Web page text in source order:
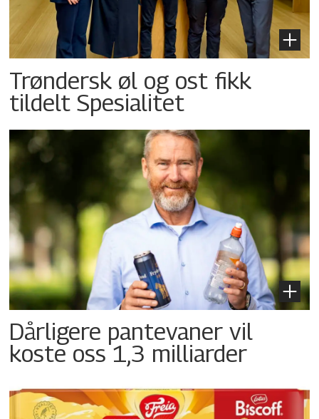
Trøndersk øl og ost fikk
tildelt Spesialitet
Dårligere pantevaner vil
koste oss 1,3 milliarder